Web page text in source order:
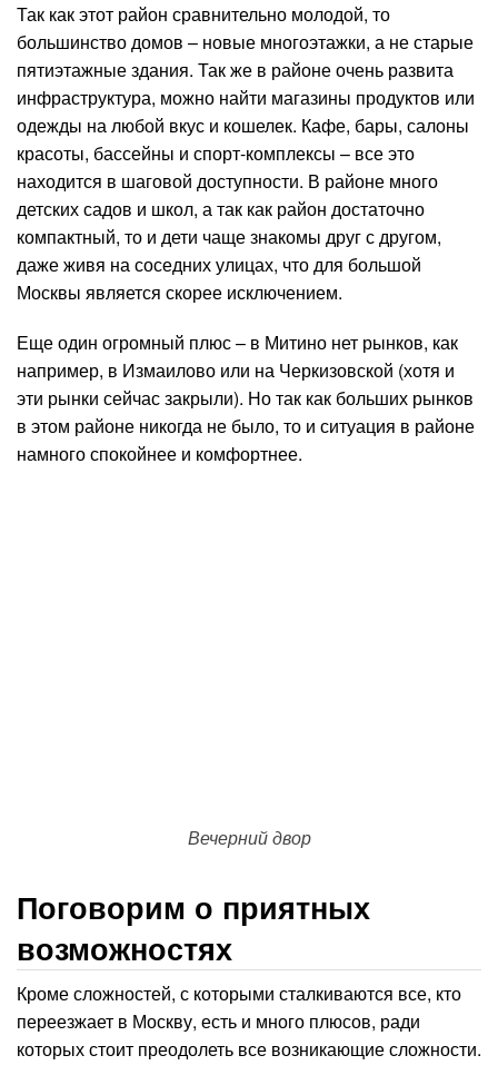
Так как этот район сравнительно молодой, то
большинство домов – новые многоэтажки, а не старые
пятиэтажные здания. Так же в районе очень развита
инфраструктура, можно найти магазины продуктов или
одежды на любой вкус и кошелек. Кафе, бары, салоны
красоты, бассейны и спорт-комплексы – все это
находится в шаговой доступности. В районе много
детских садов и школ, а так как район достаточно
компактный, то и дети чаще знакомы друг с другом,
даже живя на соседних улицах, что для большой
Москвы является скорее исключением.
Еще один огромный плюс – в Митино нет рынков, как
например, в Измаилово или на Черкизовской (хотя и
эти рынки сейчас закрыли). Но так как больших рынков
в этом районе никогда не было, то и ситуация в районе
намного спокойнее и комфортнее.
Вечерний двор
Поговорим о приятных
возможностях
Кроме сложностей, с которыми сталкиваются все, кто
переезжает в Москву, есть и много плюсов, ради
которых стоит преодолеть все возникающие сложности.